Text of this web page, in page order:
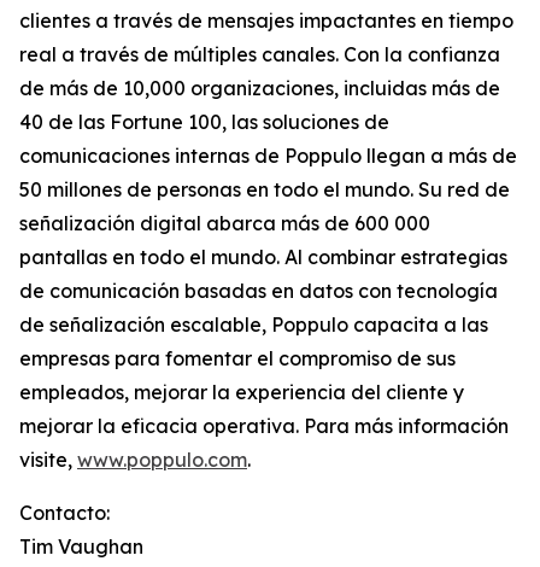
clientes a través de mensajes impactantes en tiempo
real a través de múltiples canales. Con la confianza
de más de 10,000 organizaciones, incluidas más de
40 de las Fortune 100, las soluciones de
comunicaciones internas de Poppulo llegan a más de
50 millones de personas en todo el mundo. Su red de
señalización digital abarca más de 600 000
pantallas en todo el mundo. Al combinar estrategias
de comunicación basadas en datos con tecnología
de señalización escalable, Poppulo capacita a las
empresas para fomentar el compromiso de sus
empleados, mejorar la experiencia del cliente y
mejorar la eficacia operativa. Para más información
visite, www.poppulo.com.
Contacto:
Tim Vaughan